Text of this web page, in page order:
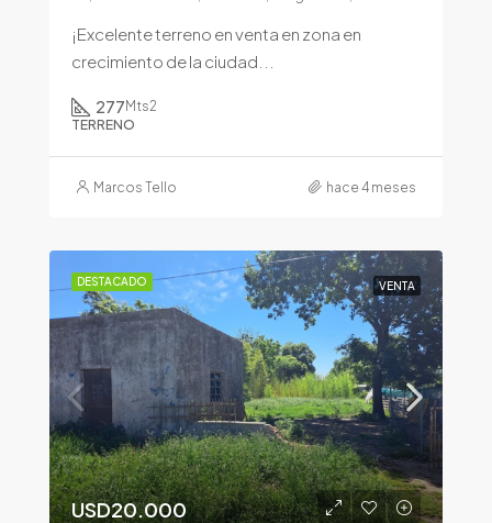
¡Excelente terreno en venta en zona en
crecimiento de la ciudad...
277Mts2
TERRENO
Marcos Tello hace 4 meses
DESTACADO VENTA
USD20.000